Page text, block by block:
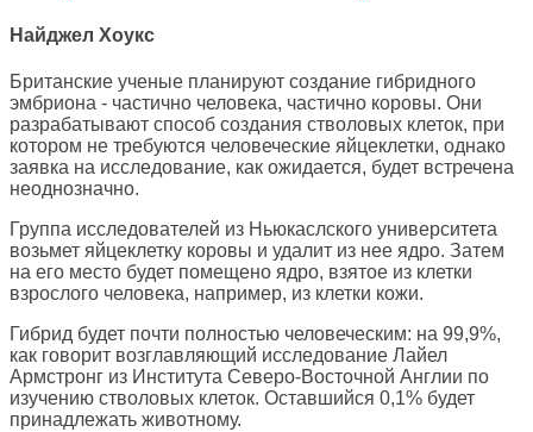
Найджел Хоукс
Британские ученые планируют создание гибридного
эмбриона - частично человека, частично коровы. Они
разрабатывают способ создания стволовых клеток, при
котором не требуются человеческие яйцеклетки, однако
заявка на исследование, как ожидается, будет встречена
неоднозначно.
Группа исследователей из Ньюкаслского университета
возьмет яйцеклетку коровы и удалит из нее ядро. Затем
на его место будет помещено ядро, взятое из клетки
взрослого человека, например, из клетки кожи.
Гибрид будет почти полностью человеческим: на 99,9%,
как говорит возглавляющий исследование Лайел
Армстронг из Института Северо-Восточной Англии по
изучению стволовых клеток. Оставшийся 0,1% будет
принадлежать животному.